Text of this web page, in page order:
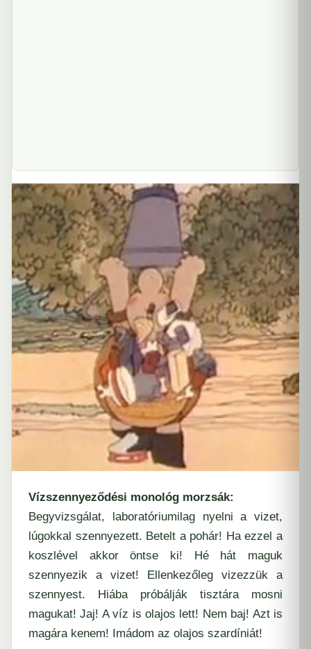
Vízszennyeződési monológ morzsák:
Begyvizsgálat, laboratóriumilag nyelni a vizet,
lúgokkal szennyezett. Betelt a pohár! Ha ezzel a
koszlével akkor öntse ki! Hé hát maguk
szennyezik a vizet! Ellenkezőleg vizezzük a
szennyest. Hiába próbálják tisztára mosni
magukat! Jaj! A víz is olajos lett! Nem baj! Azt is
magára kenem! Imádom az olajos szardíniát!